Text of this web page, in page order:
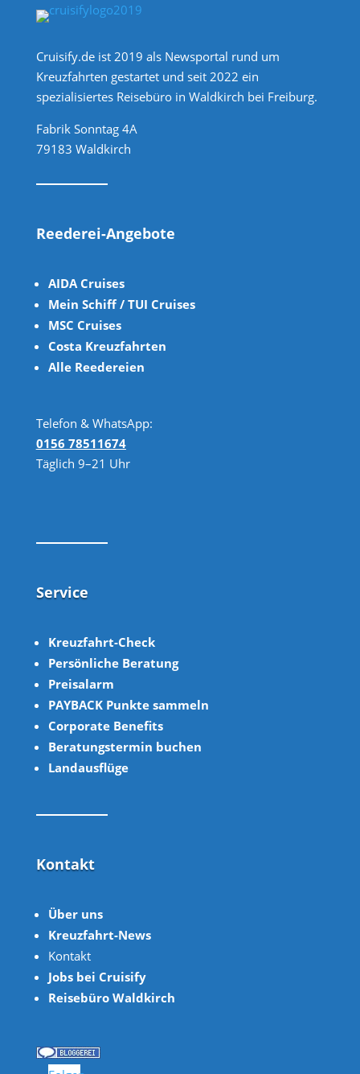
Cruisify.de ist 2019 als Newsportal rund um
Kreuzfahrten gestartet und seit 2022 ein
spezialisiertes Reisebüro in Waldkirch bei Freiburg.
Fabrik Sonntag 4A
79183 Waldkirch
Reederei-Angebote
AIDA Cruises
Mein Schiff / TUI Cruises
MSC Cruises
Costa Kreuzfahrten
Alle Reedereien
Telefon & WhatsApp:
0156 78511674
Täglich 9–21 Uhr
Service
Kreuzfahrt-Check
Persönliche Beratung
Preisalarm
PAYBACK Punkte sammeln
Corporate Benefits
Beratungstermin buchen
Landausflüge
Kontakt
Über uns
Kreuzfahrt-News
Kontakt
Jobs bei Cruisify
Reisebüro Waldkirch